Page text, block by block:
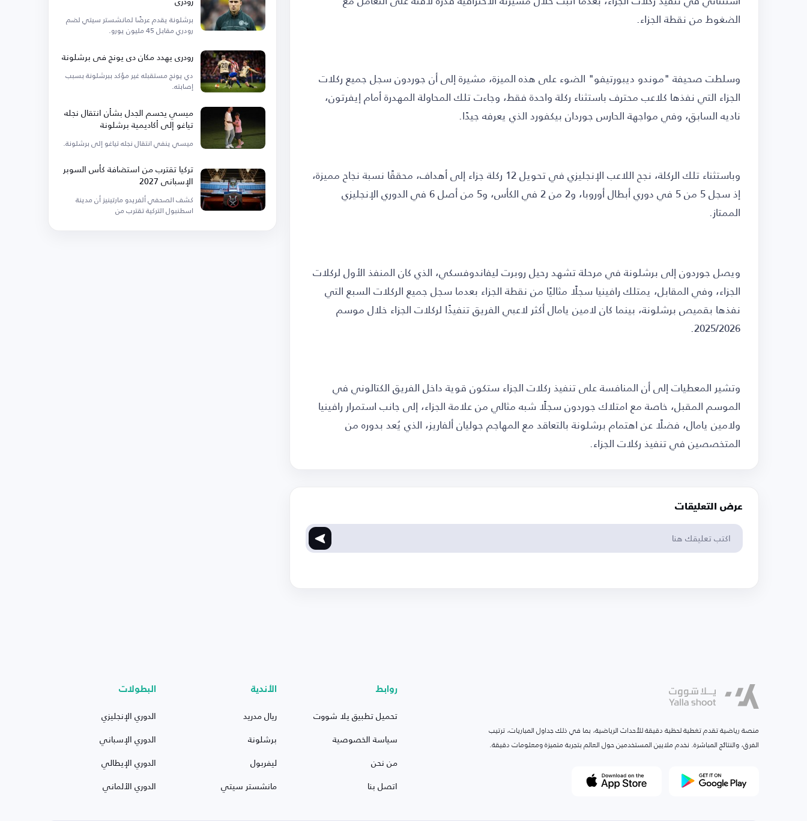
الضغوط من نقطة الجزاء.
وسلطت صحيفة "موندو ديبورتيفو" الضوء على هذه الميزة، مشيرة إلى أن جوردون سجل جميع ركلات
الجزاء التي نفذها كلاعب محترف باستثناء ركلة واحدة فقط، وجاءت تلك المحاولة المهدرة أمام إيفرتون،
ناديه السابق، وفي مواجهة الحارس جوردان بيكفورد الذي يعرفه جيدًا.
وباستثناء تلك الركلة، نجح اللاعب الإنجليزي في تحويل 12 ركلة جزاء إلى أهداف، محققًا نسبة نجاح مميزة،
إذ سجل 5 من 5 في دوري أبطال أوروبا، و2 من 2 في الكأس، و5 من أصل 6 في الدوري الإنجليزي
الممتاز.
ويصل جوردون إلى برشلونة في مرحلة تشهد رحيل روبرت ليفاندوفسكي، الذي كان المنفذ الأول لركلات
الجزاء، وفي المقابل، يمتلك رافينيا سجلًا مثاليًا من نقطة الجزاء بعدما سجل جميع الركلات السبع التي
نفذها بقميص برشلونة، بينما كان لامين يامال أكثر لاعبي الفريق تنفيذًا لركلات الجزاء خلال موسم
2025/2026.
وتشير المعطيات إلى أن المنافسة على تنفيذ ركلات الجزاء ستكون قوية داخل الفريق الكتالوني في
الموسم المقبل، خاصة مع امتلاك جوردون سجلًا شبه مثالي من علامة الجزاء، إلى جانب استمرار رافينيا
ولامين يامال، فضلًا عن اهتمام برشلونة بالتعاقد مع المهاجم جوليان ألفاريز، الذي يُعد بدوره من
المتخصصين في تنفيذ ركلات الجزاء.
عرض التعليقات
برشلونة يقدم عرضًا لمانشستر سيتي لضم
رودري مقابل 45 مليون يورو.
رودري يهدد مكان دي يونج في برشلونة
دي يونج مستقبله غير مؤكد ببرشلونة بسبب
إصابته.
ميسي يحسم الجدل بشأن انتقال نجله
تياغو إلى أكاديمية برشلونة
ميسي ينفي انتقال نجله تياغو إلى برشلونة.
تركيا تقترب من استضافة كأس السوبر
الإسباني 2027
كشف الصحفي ألفريدو مارتينيز أن مدينة
اسطنبول التركية تقترب من
منصة رياضية تقدم تغطية لحظية دقيقة للأحداث الرياضية، بما في ذلك جداول المباريات، ترتيب
الفرق، والنتائج المباشرة. نخدم ملايين المستخدمين حول العالم بتجربة متميزة ومعلومات دقيقة.
روابط
تحميل تطبيق يلا شووت
سياسة الخصوصية
من نحن
اتصل بنا
الأندية
ريال مدريد
برشلونة
ليفربول
مانشستر سيتي
البطولات
الدوري الإنجليزي
الدوري الإسباني
الدوري الإيطالي
الدوري الألماني